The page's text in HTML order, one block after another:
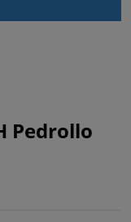
Pedrollo